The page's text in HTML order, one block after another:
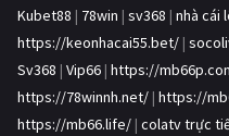
Kubet88 | 78win | sv368 | nhà cái
https://keonhacai55.bet/ |
Sv368 | Vip66 | https://
https://78winnh.net/ | https://
https://mb66.life/ | colatv trực